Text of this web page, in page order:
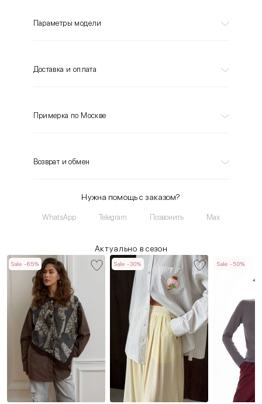
Параметры модели
Доставка и оплата
Примерка по Москве
Возврат и обмен
Нужна помощь с заказом?
WhatsApp Telegram Позвонить Max
Актуально в сезон
Sale -65% Sale -30% Sale -50%